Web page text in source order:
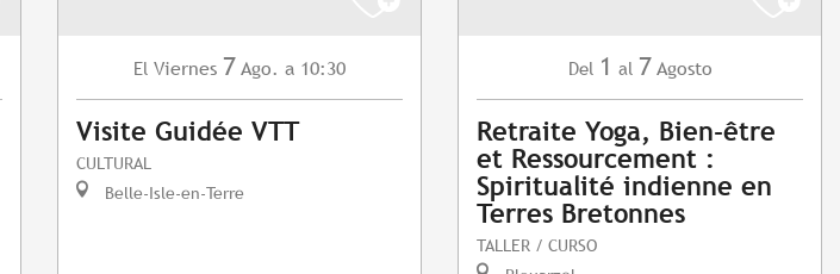
El Viernes 7 Ago. a 10:30
Visite Guidée VTT
CULTURAL
Belle-Isle-en-Terre
Del 1 al 7 Agosto
Retraite Yoga, Bien-être
et Ressourcement :
Spiritualité indienne en
Terres Bretonnes
TALLER / CURSO